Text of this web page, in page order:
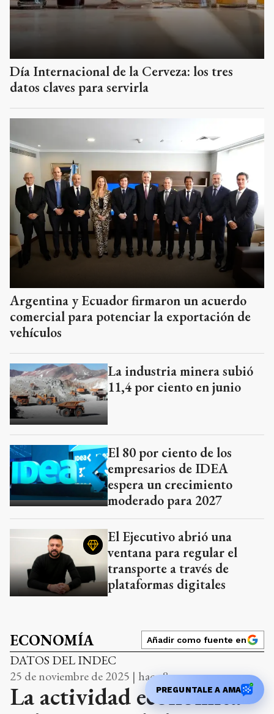
Día Internacional de la Cerveza: los tres
datos claves para servirla
Argentina y Ecuador firmaron un acuerdo
comercial para potenciar la exportación de
vehículos
La industria minera subió
11,4 por ciento en junio
El 80 por ciento de los
empresarios de IDEA
espera un crecimiento
moderado para 2027
El Ejecutivo abrió una
ventana para regular el
transporte a través de
plataformas digitales
ECONOMÍA Añadir como fuente en
DATOS DEL INDEC
25 de noviembre de 2025 | hace 8 meses
La actividad económica
PREGUNTALE A AMA